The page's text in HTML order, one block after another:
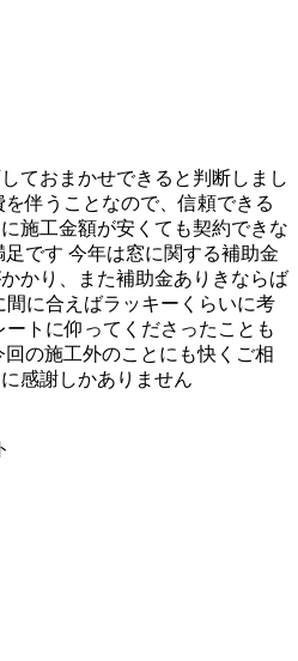
ておまかせできると判断しまし
伴うことなので、信頼できる
施工金額が安くても契約できな
です 今年は窓に関する補助金
かり、また補助金ありきならば
に合えばラッキーくらいに考
トに仰ってくださったことも
の施工外のことにも快くご相
感謝しかありません